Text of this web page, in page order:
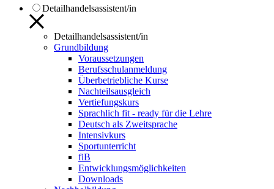
Detailhandelsassistent/in
Detailhandelsassistent/in
Grundbildung
Voraussetzungen
Berufsschulanmeldung
Überbetriebliche Kurse
Nachteilsausgleich
Vertiefungskurs
Sprachlich fit - ready für die Lehre
Deutsch als Zweitsprache
Intensivkurs
Sportunterricht
fiB
Entwicklungsmöglichkeiten
Downloads